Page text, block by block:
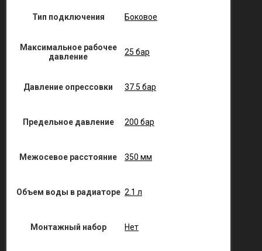
Тип подключения Боковое
Максимальное рабочее
давление
25 бар
Давление опрессовки 37.5 бар
Предельное давление 200 бар
Межосевое расстояние 350 мм
Объем воды в радиаторе 2.1 л
Монтажный набор Нет